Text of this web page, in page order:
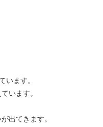
います。
います。
出てきます。